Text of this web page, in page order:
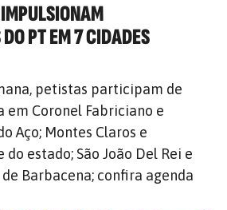
PT EM 7 CIDADES
petistas participam de
em Coronel Fabriciano e
Aço; Montes Claros e
do estado; São João Del Rei e
Barbacena; confira agenda